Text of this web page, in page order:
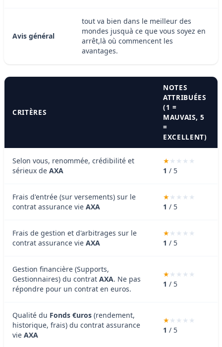
Avis général
tout va bien dans le meilleur des
mondes jusquà ce que vous soyez en
arrêt,là où commencent les
avantages.
CRITÈRES
NOTES
ATTRIBUÉES
(1 =
MAUVAIS, 5
=
EXCELLENT)
Selon vous, renommée, crédibilité et
sérieux de AXA 1 / 5
Frais d'entrée (sur versements) sur le
contrat assurance vie AXA 1 / 5
Frais de gestion et d'arbitrages sur le
contrat assurance vie AXA 1 / 5
Gestion financière (Supports,
Gestionnaires) du contrat AXA. Ne pas
répondre pour un contrat en euros.
1 / 5
Qualité du Fonds €uros (rendement,
historique, frais) du contrat assurance
vie AXA
1 / 5